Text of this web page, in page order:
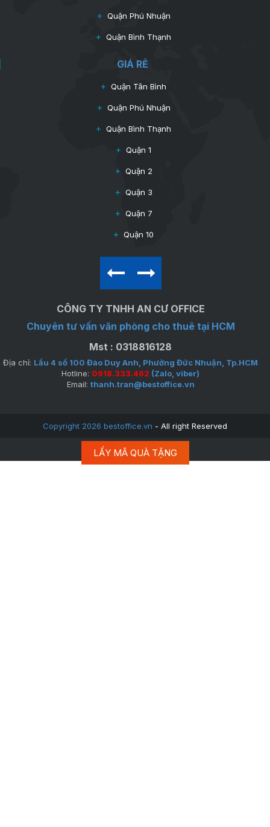
Quận Phú Nhuận
Quận Bình Thạnh
GIÁ RẺ
Quận Tân Bình
Quận Phú Nhuận
Quận Bình Thạnh
Quận 1
Quận 2
Quận 3
Quận 7
Quận 10
CÔNG TY TNHH AN CƯ OFFICE
Chuyên tư vấn văn phòng cho thuê tại HCM
Mst : 0318816128
Địa chỉ: Lầu 4 số 100 Đào Duy Anh, Phường Đức Nhuận, Tp.HCM
Hotline: 0918.333.462 (Zalo, viber)
Email: thanh.tran@bestoffice.vn
Copyright 2026 bestoffice.vn - All right Reserved
LẤY MÃ QUÀ TẶNG